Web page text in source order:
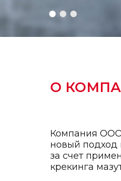
О
Компания ООО
новый подход
за счет
крекинга